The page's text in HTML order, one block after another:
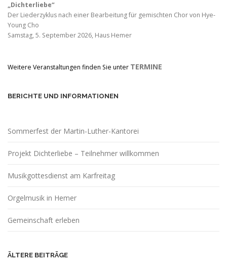
„Dichterliebe“
Der Liederzyklus nach einer Bearbeitung für gemischten Chor von Hye-
Young Cho
Samstag, 5. September 2026, Haus Hemer
Weitere Veranstaltungen finden Sie unter TERMINE
BERICHTE UND INFORMATIONEN
Sommerfest der Martin-Luther-Kantorei
Projekt Dichterliebe – Teilnehmer willkommen
Musikgottesdienst am Karfreitag
Orgelmusik in Hemer
Gemeinschaft erleben
ÄLTERE BEITRÄGE